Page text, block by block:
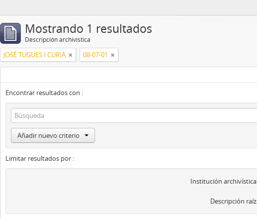
Mostrando 1 resultados
Descripción archivística
JOSÉ TUGÚES I CURIÁ 08-07-01
Encontrar resultados con :
Añadir nuevo criterio
Limitar resultados por :
Institución archivística
Descripción raíz